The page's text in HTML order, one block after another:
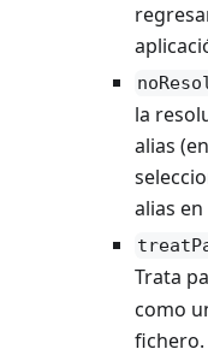
la
alias
alias
Trata
como
fichero.